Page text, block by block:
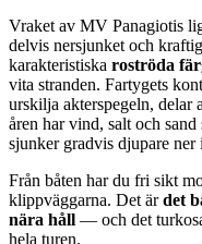
Vraket av MV Panagiotis
delvis nersjunket och
karakteristiska roströda
vita stranden. Fartygets
urskilja akterspegeln, delar
åren har vind, salt och
sjunker gradvis djupare ner
Från båten har du fri sikt
klippväggarna. Det ärdet
nära håll — och det
hela turen.